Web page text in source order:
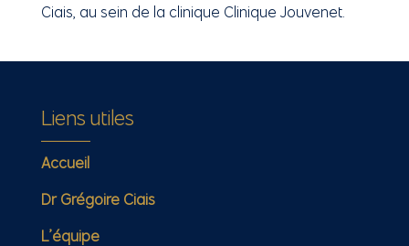
Ciais, au sein de la clinique Clinique Jouvenet.
Liens utiles
Accueil
Dr Grégoire Ciais
L’équipe